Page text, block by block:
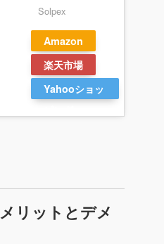
Solpex
Amazon
楽天市場
Yahooショッ
リットとデメ